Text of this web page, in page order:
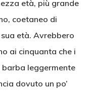
età, più grande
coetaneo di
età. Avrebbero
ai cinquanta che i
leggermente
dovuto un po’